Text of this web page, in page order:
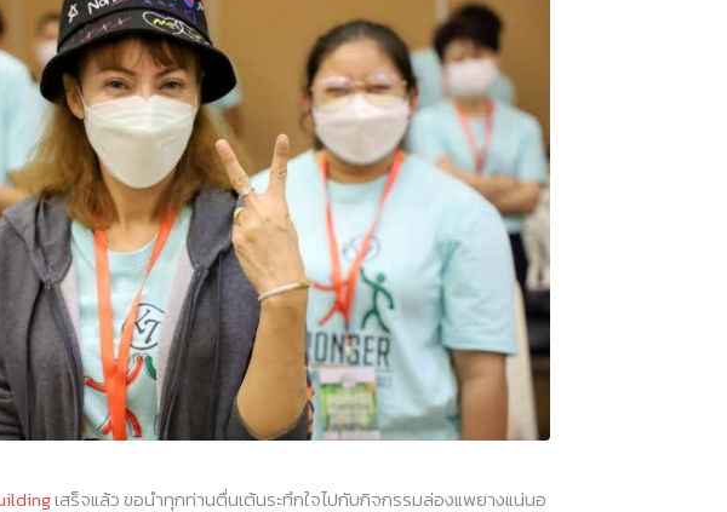
เสร็จแล้ว ขอนำทุกท่านตื่นเต้นระทึกใจไปกับกิจกรรมล่องแพยางแน่นอ